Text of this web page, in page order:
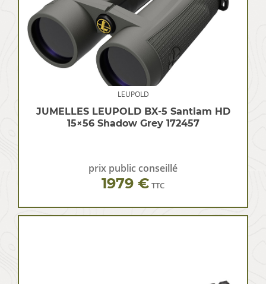
LEUPOLD
JUMELLES LEUPOLD BX-5 Santiam HD
15×56 Shadow Grey 172457
prix public conseillé
1979 € TTC